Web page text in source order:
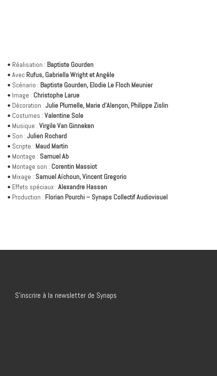
• Réalisation : Baptiste Gourden
• Avec Rufus, Gabriella Wright et Angéle
• Scénario : Baptiste Gourden, Elodie Le Floch Meunier
• Image : Christophe Larue
• Décoration : Julie Plumelle, Marie d’Alençon, Philippe Zislin
• Costumes : Valentine Sole
• Musique : Virgile Van Ginneken
• Son : Julien Rochard
• Scripte : Maud Martin
• Montage : Samuel Ab
• Montage son : Corentin Massiot
• Mixage : Samuel Aïchoun, Vincent Gregorio
• Effets spéciaux : Alexandre Hassan
• Production : Florian Pourchi – Synaps Collectif Audiovisuel
S’inscrire à la newsletter de Synaps